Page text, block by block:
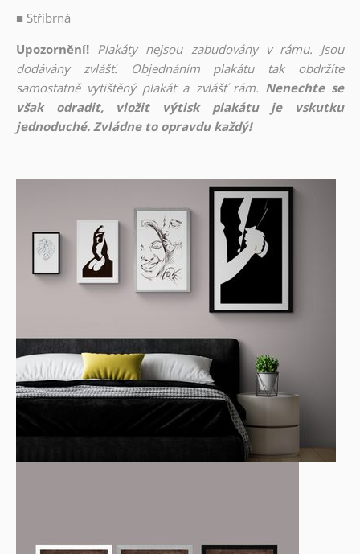
■ Stříbrná
Upozornění! Plakáty nejsou zabudovány v rámu. Jsou
dodávány zvlášť. Objednáním plakátu tak obdržíte
samostatně vytištěný plakát a zvlášť rám. Nenechte se
však odradit, vložit výtisk plakátu je vskutku
jednoduché. Zvládne to opravdu každý!